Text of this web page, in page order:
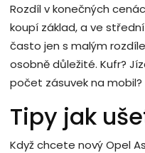
Rozdíl v konečných
koupí základ, a ve
často jen s malým
osobně důležité. Kufr?
počet zásuvek na mobil?
Tipy jak
Když chcete nový Opel